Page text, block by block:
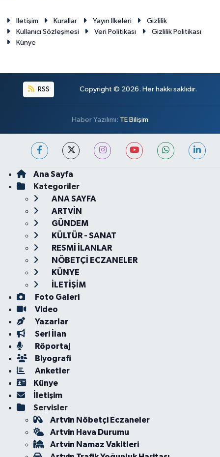
İletişim Kurallar Yayın İlkeleri
Gizlilik
Kullanıcı Sözleşmesi
Veri Politikası
Gizlilik Politikası
Künye
RSS Copyright © 2026. Her hakkı saklıdır.
Haber Yazılımı: TE Bilişim
Ana Sayfa
Kategoriler
ANA SAYFA
ARTVİN
GÜNDEM
KÜLTÜR - SANAT
RESMİ İLANLAR
NÖBETÇİ ECZANELER
KÜNYE
İLETİŞİM
Foto Galeri
Video
Yazarlar
Seri İlan
Röportaj
Biyografi
Anketler
Künye
İletişim
Servisler
Artvin Nöbetçi Eczaneler
Artvin Hava Durumu
Artvin Namaz Vakitleri